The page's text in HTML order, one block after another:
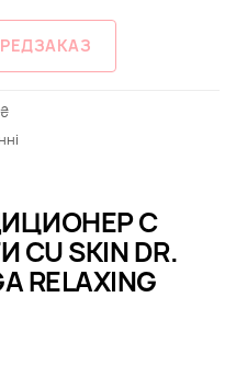
С
SKIN DR.
RELAXING